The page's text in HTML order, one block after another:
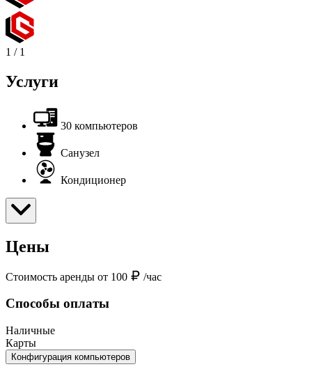
1 / 1
Услуги
30 компьютеров
Санузел
Кондиционер
Цены
Стоимость аренды от 100 /час
Способы оплаты
Наличные
Карты
Конфигурация компьютеров